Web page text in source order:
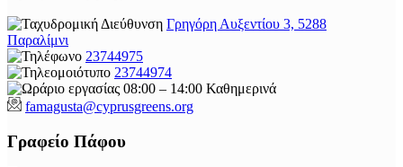
Γρηγόρη Αυξεντίου 3, 5288
Παραλίμνι
23744975
23744974
08:00 – 14:00 Καθημερινά
famagusta@cyprusgreens.org
Γραφείο Πάφου